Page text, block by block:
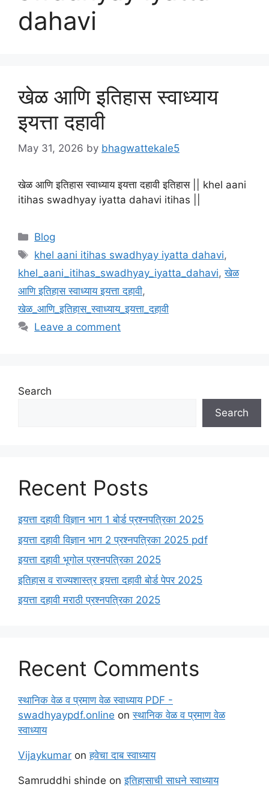
dahavi
खेळ आणि इतिहास स्वाध्याय
इयत्ता दहावी
May 31, 2026 by bhagwattekale5
खेळ आणि इतिहास स्वाध्याय इयत्ता दहावी इतिहास || khel aani
itihas swadhyay iyatta dahavi itihas ||
Categories
Blog
Tags
khel aani itihas swadhyay iyatta dahavi,
khel_aani_itihas_swadhyay_iyatta_dahavi,खेळ
आणि इतिहास स्वाध्याय इयत्ता दहावी,
खेळ_आणि_इतिहास_स्वाध्याय_इयत्ता_दहावी
Leave a comment
Search
Search
Recent Posts
इयत्ता दहावी विज्ञान भाग 1 बोर्ड प्रश्नपत्रिका 2025
इयत्ता दहावी विज्ञान भाग 2 प्रश्नपत्रिका 2025 pdf
इयत्ता दहावी भूगोल प्रश्नपत्रिका 2025
इतिहास व राज्यशास्त्र इयत्ता दहावी बोर्ड पेपर 2025
इयत्ता दहावी मराठी प्रश्नपत्रिका 2025
Recent Comments
स्थानिक वेळ व प्रमाण वेळ स्वाध्याय PDF -
swadhyaypdf.online onस्थानिक वेळ व प्रमाण वेळ
स्वाध्याय
Vijaykumar onहवेचा दाब स्वाध्याय
Samruddhi shinde onइतिहासाची साधने स्वाध्याय